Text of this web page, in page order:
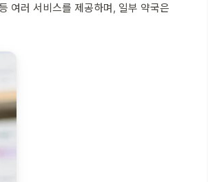
여러 서비스를 제공하며, 일부 약국은